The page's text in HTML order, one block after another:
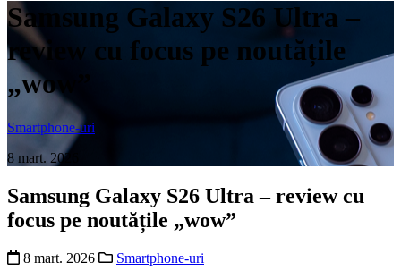
Samsung Galaxy S26 Ultra –
review cu focus pe noutățile
„wow”
Smartphone-uri
8 mart. 2026
Samsung Galaxy S26 Ultra – review cu
focus pe noutățile „wow”
8 mart. 2026
Smartphone-uri